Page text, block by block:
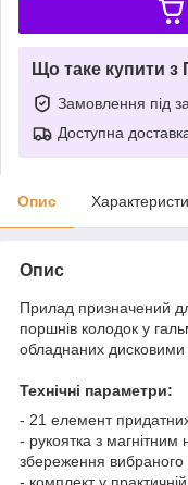
Що таке купити з
Замовлення під
Доступна
Опис
Опис
Прилад призначений
поршнів колодок у
обладнаних дисковими
Технічні параметри:
- 21 елемент придатних
- рукоятка з
збереження вибраного
- комплект у практичній